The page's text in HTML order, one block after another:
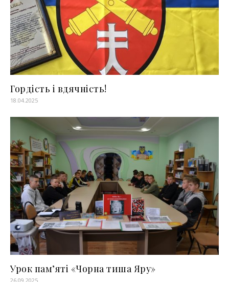
Гордість і вдячність!
18.04.2025
Урок пам’яті «Чорна тиша Яру»
26.09.2025